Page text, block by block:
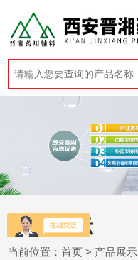
产品展示
当前位置：首页 > 产品展示